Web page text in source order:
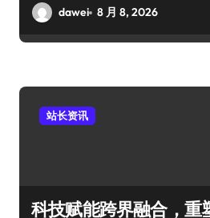
dawei 8 月 8, 2026
站长资讯
科技赋能跨界融合，重